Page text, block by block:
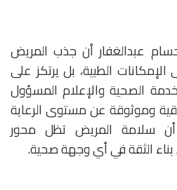
عبدالغفار أن جذب المريض
الطبية، بل يرتكز على
الصحية والإعلام المسؤول
وموثوقة عن مستوى الرعاية
سلامة المريض تظل محور
الثقة في أي وجهة صحية.